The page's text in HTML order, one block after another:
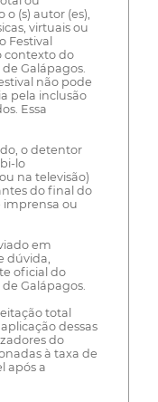
(s) autor (es),
virtuais ou
Festival
contexto do
Galápagos.
não pode
pela inclusão
Essa
o detentor
lo
na televisão)
do final do
imprensa ou
em
dúvida,
oficial do
Galápagos.
total
dessas
do
à taxa de
após a